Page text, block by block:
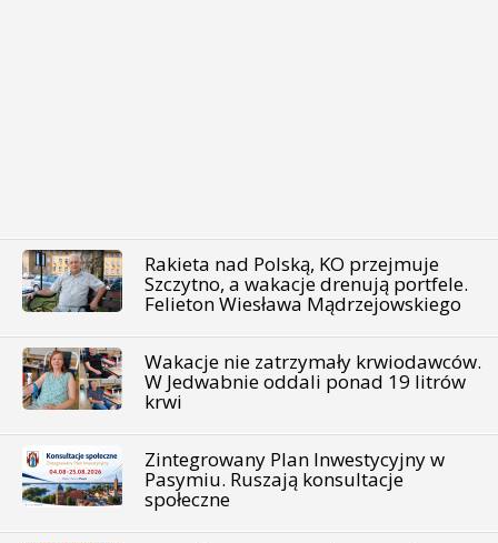
Rakieta nad Polską, KO przejmuje
Szczytno, a wakacje drenują portfele.
Felieton Wiesława Mądrzejowskiego
Wakacje nie zatrzymały krwiodawców.
W Jedwabnie oddali ponad 19 litrów
krwi
Zintegrowany Plan Inwestycyjny w
Pasymiu. Ruszają konsultacje
społeczne